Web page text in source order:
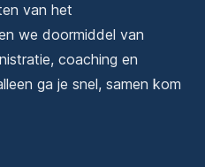
van het
we doormiddel van
coaching en
ga je snel, samen kom